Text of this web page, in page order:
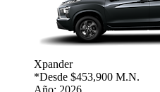
Xpander
*Desde $453,900 M.N.